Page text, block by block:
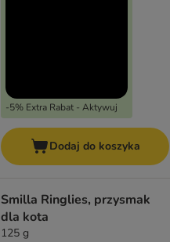
-5% Extra Rabat - Aktywuj
Dodaj do koszyka
Smilla Ringlies, przysmak
dla kota
125 g